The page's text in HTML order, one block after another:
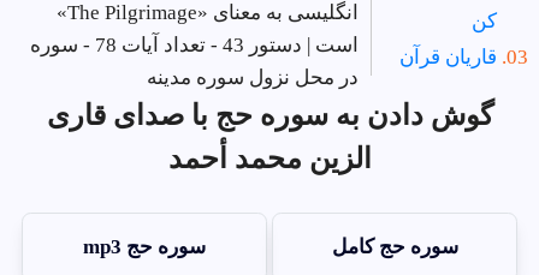
کن
قاریان قرآن
انگلیسی به معنای «The Pilgrimage»
است | دستور 43 - تعداد آیات 78 - سوره
در محل نزول سوره مدینه
گوش دادن به سوره حج با صدای قاری
الزين محمد أحمد
سوره حج کامل سوره حج mp3